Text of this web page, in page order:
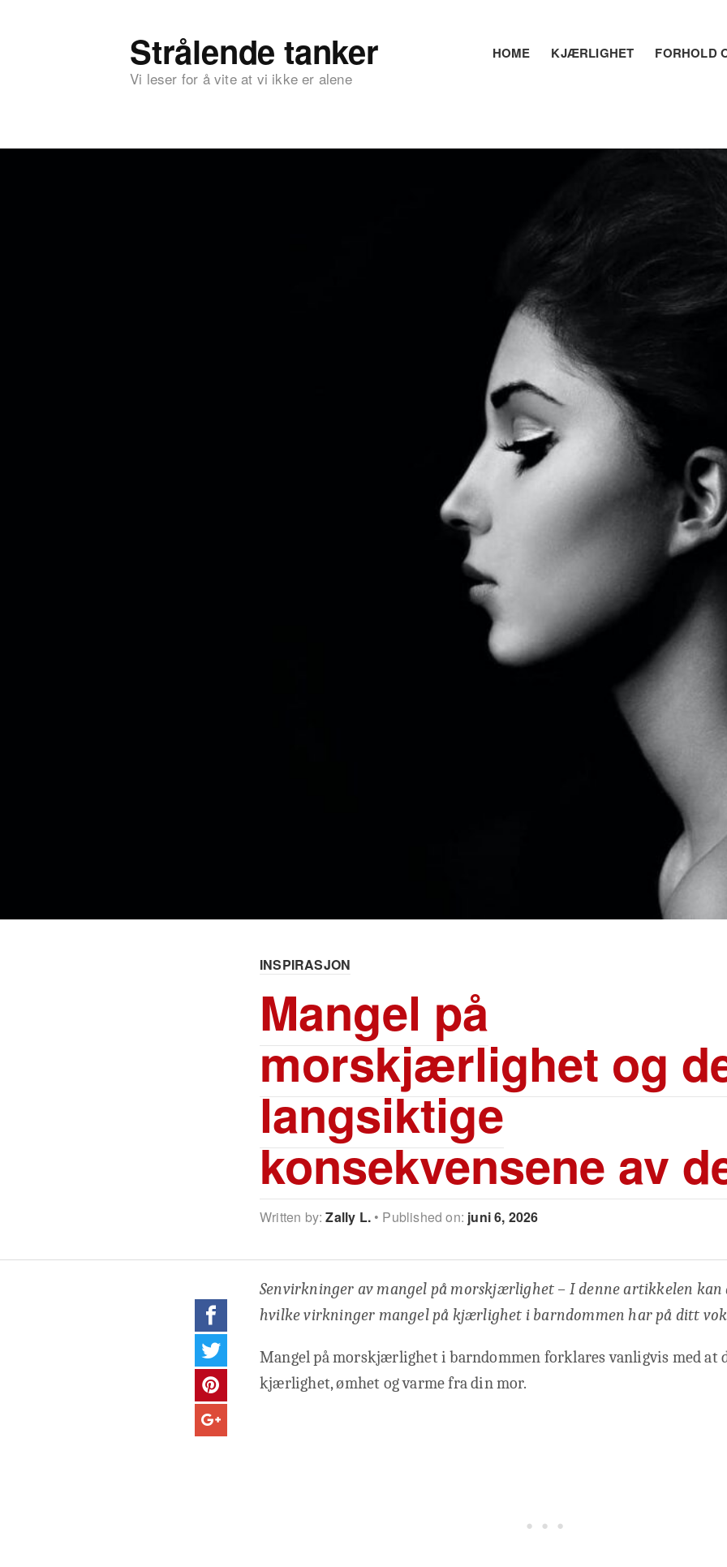
Strålende tanker
Vi leser for å vite at vi ikke er alene
HOME KJÆRLIGHET FORHOLD
INSPIRASJON
Mangel på
morskjærlighet og
langsiktige
konsekvensene av
Written by:Zally L. Published on: juni 6, 2026
Senvirkninger av mangel på morskjærlighet – I denne artikkelen
hvilke virkninger mangel på kjærlighet i barndommen har på ditt
Mangel på morskjærlighet i barndommen forklares vanligvis med at
kjærlighet, ømhet og varme fra din mor.